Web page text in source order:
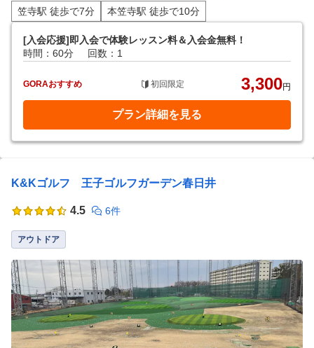
笠寺駅 徒歩で7分
本笠寺駅 徒歩で10分
[入会応援]即入会で体験レッスン料＆入会金無料！
時間：60分
回数：1
GORAおすすめ 初回限定 3,300円
プラン詳細を見る
K&Kゴルフ 王子ゴルフガーデン春日井
4.5 6件
アウトドア